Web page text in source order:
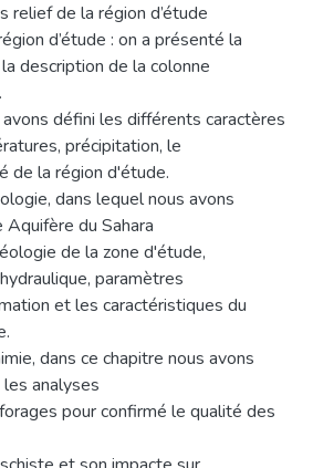
de la région d’étude
d’étude : on a présenté la
description de la colonne
défini les différents caractères
précipitation, le
de la région d'étude.
dans lequel nous avons
du Sahara
de la zone d'étude,
paramètres
et les caractéristiques du
dans ce chapitre nous avons
analyses
pour confirmé le qualité des